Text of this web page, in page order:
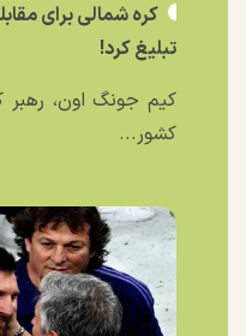
کره شمالی برای
تبلیغ کرد!
کیم جونگ اون، رهبر
کشور...